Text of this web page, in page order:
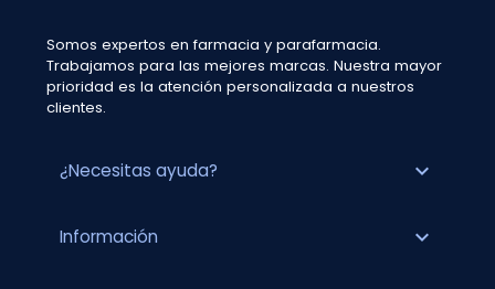
Somos expertos en farmacia y parafarmacia.
Trabajamos para las mejores marcas. Nuestra mayor
prioridad es la atención personalizada a nuestros
clientes.
¿Necesitas ayuda? expand_more
Información expand_more